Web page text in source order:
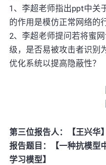
1、李超老师指出ppt中关
的作用是模仿正常网络的
2、李超老师提问若将蜜
级，是否易被攻击者识别
优化系统以提高隐蔽性？
第三位报告人：【王兴华】
报告题目：【一种抗模型
学习模型】